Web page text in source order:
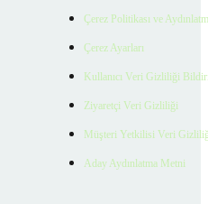
Çerez Politikası ve
Çerez Ayarları
Kullanıcı Veri Gizliliği
Ziyaretçi Veri Gizliliği
Müşteri Yetkilisi Veri
Aday Aydınlatma Metni